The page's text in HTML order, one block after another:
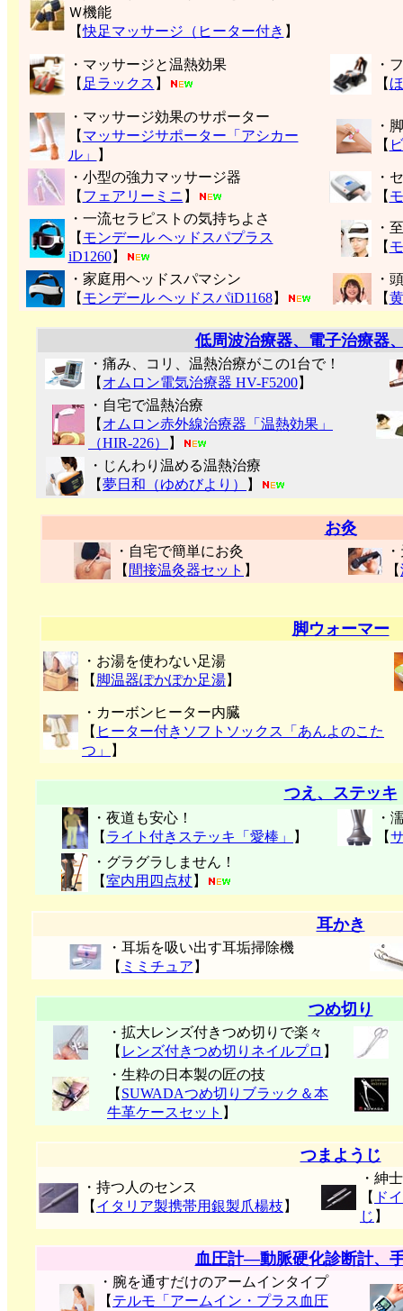
Ｗ機能
【快足マッサージ（ヒーター付き 】
・マッサージと温熱効果
【 足ラックス 】
・
【
・マッサージ効果のサポーター
【 マッサージサポーター「アシカー
ル」
】
・
【
・小型の強力マッサージ器
【 フェアリーミニ 】
・
【
・一流セラピストの気持ちよさ
【 モンデール ヘッドスパプラス
iD1260】
・
【
・家庭用ヘッドスパマシン
【 モンデール ヘッドスパiD1168】
・
【
低周波治療器、電子治療器
・痛み、コリ、温熱治療がこの1台で！
【 オムロン電気治療器 HV-F5200】
・自宅で温熱治療
【 オムロン赤外線治療器「温熱効果」
（HIR-226）
】
・じんわり温める温熱治療
【夢日和（ゆめびより） 】
お灸
・自宅で簡単にお灸
【 間接温灸器セット 】
【
脚ウォーマー
・お湯を使わない足湯
【 脚温器ぽかぽか足湯】
・カーボンヒーター内臓
【 ヒーター付きソフトソックス「あんよのこた
つ」
】
つえ、ステッキ
・夜道も安心！
【 ライト付きステッキ「愛棒」 】
・
【
・グラグラしません！
【室内用四点杖 】
耳かき
・耳垢を吸い出す耳垢掃除機
【 ミミチュア 】
つめ切り
・拡大レンズ付きつめ切りで楽々
【 レンズ付きつめ切りネイルプロ 】
・生粋の日本製の匠の技
【 SUWADAつめ切りブラック＆本
牛革ケースセット 】
つまようじ
・持つ人のセンス
【 イタリア製携帯用銀製爪楊枝 】
・紳
【 ド
じ 】
血圧計―動脈硬化診断計、
・腕を通すだけのアームインタイプ
【 テルモ「アームイン・プラス血圧